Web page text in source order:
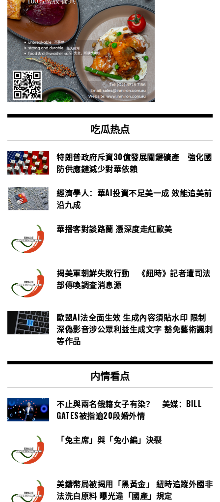
吃瓜热点
特朗普政府斥資30億發展關鍵礦產 強化國
防供應鏈減少對華依賴
經濟學人：華AI投資不足美一成 效能追美前
沿九成
華播客對談路蘭 憑深度走紅歐美
揭美軍朝鮮失敗行動 《紐時》記者遭司法
部傳喚調查消息源
歐盟AI法全面生效 生成內容須貼水印 限制
深偽影音涉公眾利益生成文字 豁免藝術諷刺
等作品
内情看点
不止與兩名俄籍女子有染？ 美媒：BILL
GATES被指逾20段婚外情
「兔主席」與「兔小編」決裂
美鑄幣局被揭用「黑黃金」 紐時追蹤外國非
法洗白原料 曝光違「國產」規定